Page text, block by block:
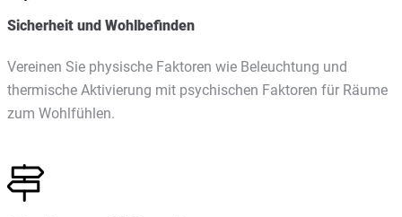
Sicherheit und Wohlbefinden
Vereinen Sie physische Faktoren wie Beleuchtung und
thermische Aktivierung mit psychischen Faktoren für Räume
zum Wohlfühlen.